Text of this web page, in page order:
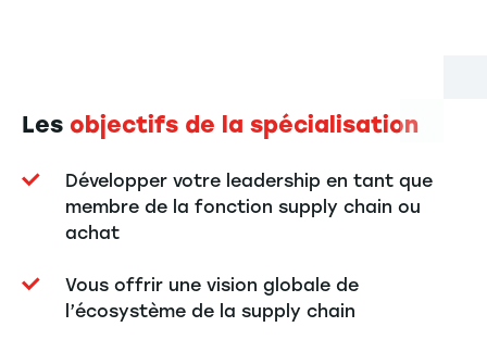
Les objectifs de la spécialisation
Développer votre leadership en tant que
membre de la fonction supply chain ou
achat
Vous offrir une vision globale de
l’écosystème de la supply chain